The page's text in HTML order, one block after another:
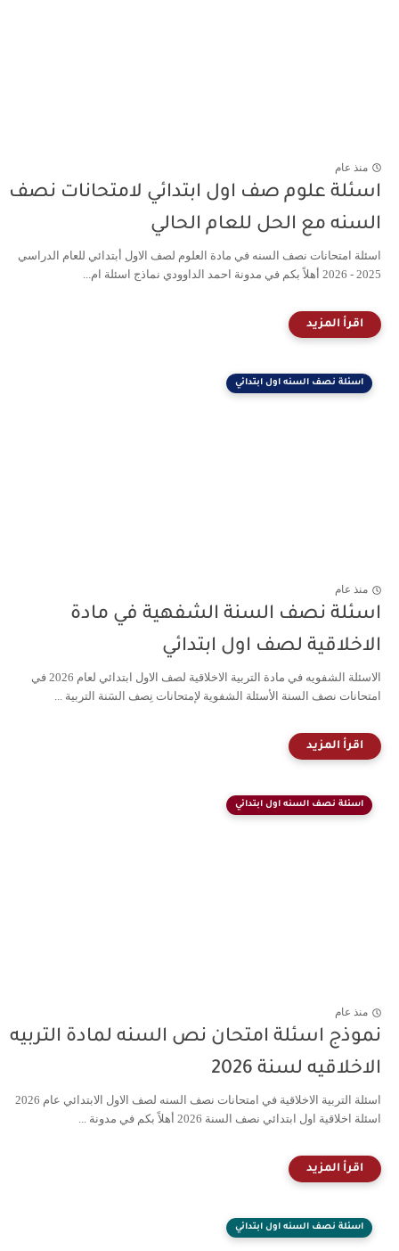
منذ عام
اسئلة علوم صف اول ابتدائي لامتحانات نصف
السنه مع الحل للعام الحالي
اسئلة امتحانات نصف السنه في مادة العلوم لصف الاول أبتدائي للعام الدراسي
2025 - 2026 أهلاً بكم في مدونة احمد الداوودي نماذج اسئلة ام...
اسئلة نصف السنه اول ابتدائي
منذ عام
اسئلة نصف السنة الشفهية في مادة
الاخلاقية لصف اول ابتدائي
الاسئلة الشفويه في مادة التربية الاخلاقية لصف الاول ابتدائي لعام 2026 في
امتحانات نصف السنة الأسئلة الشفوية لإمتحانات نِصف السَنة التربية ...
اسئلة نصف السنه اول ابتدائي
منذ عام
نموذج اسئلة امتحان نص السنه لمادة التربيه
الاخلاقيه لسنة 2026
اسئلة التربية الاخلاقية في امتحانات نصف السنه لصف الاول الابتدائي عام 2026
اسئلة اخلاقية اول ابتدائي نصف السنة 2026 أهلاً بكم في مدونة ...
اسئلة نصف السنه اول ابتدائي